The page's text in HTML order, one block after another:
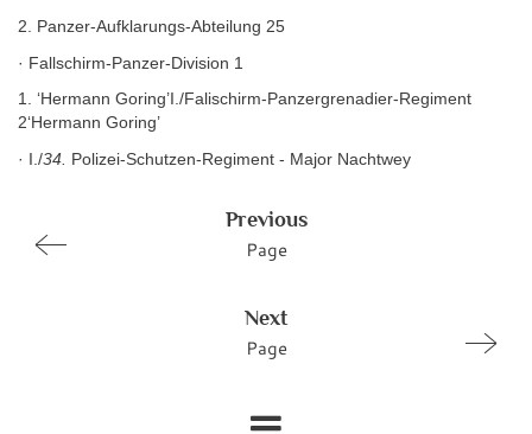
2. Panzer-Aufklarungs-Abteilung 25
· Fallschirm-Panzer-Division 1
1. ‘Hermann Goring’I./Falischirm-Panzergrenadier-Regiment
2‘Hermann Goring’
· I./34. Polizei-Schutzen-Regiment - Major Nachtwey
Previous
Page
Next
Page